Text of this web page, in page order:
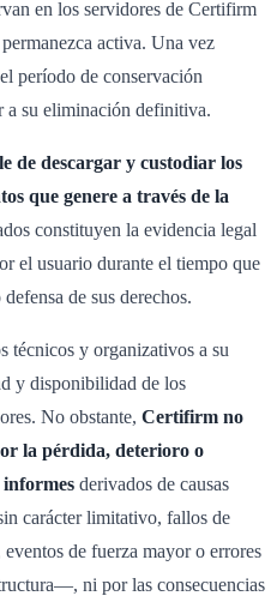
en los servidores de Certifirm
activa. Una vez
período de conservación
a su eliminación definitiva.
de descargar y custodiar los
que genere a través de la
constituyen la evidencia legal
el usuario durante el tiempo que
de sus derechos.
técnicos y organizativos a su
y disponibilidad de los
No obstante, Certifirm no
la pérdida, deterioro o
informes derivados de causas
carácter limitativo, fallos de
de fuerza mayor o errores
ni por las consecuencias